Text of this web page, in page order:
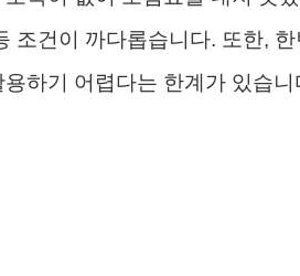
조건이 까다롭습니다. 또한,
하기 어렵다는 한계가 있습니